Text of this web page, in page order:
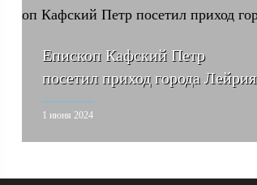
Епископ Кафский Петр
посетил приход города Лейрия
1 июня 2024